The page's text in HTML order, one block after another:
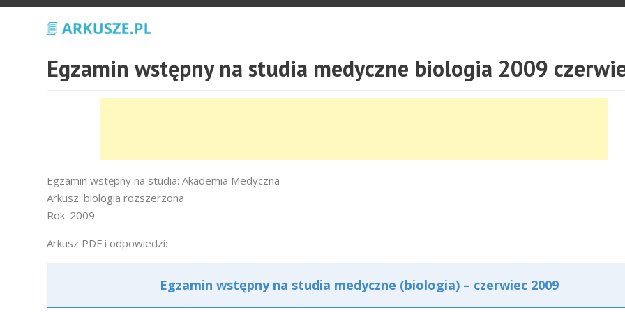
Egzamin wstępny na studia medyczne biologia 2009
Egzamin wstępny na studia: Akademia Medyczna
Arkusz: biologia rozszerzona
Rok: 2009
Arkusz PDF i odpowiedzi:
Egzamin wstępny na studia medyczne (biologia) – czerwiec 2009